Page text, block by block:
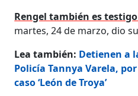
Rengel también es
martes, 24 de marzo, dio
Lea también: Detienen a
Policía Tannya Varela,
caso ‘León de Troya’